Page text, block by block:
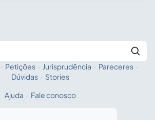
Fale com a IA
· Petições · Jurisprudência · Pareceres ·
Dúvidas · Stories
Ajuda · Fale conosco